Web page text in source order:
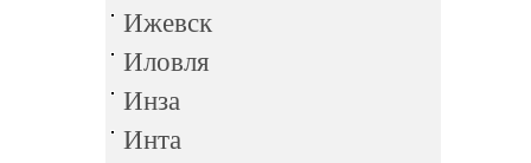
Ижевск
Иловля
Инза
Инта